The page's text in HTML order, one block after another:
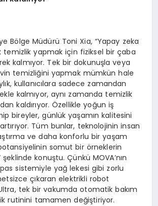
Bölge Müdürü Toni Xia, “Yapay zeka
temizlik yapmak için fiziksel bir çaba
kalmıyor. Tek bir dokunuşla veya
temizliğini yapmak mümkün hale
kullanıcılara sadece zamandan
kalmıyor, aynı zamanda temizlik
kaldırıyor. Özellikle yoğun iş
bireyler, günlük yaşamın kalitesini
Tüm bunlar, teknolojinin insan
ve daha konforlu bir yaşam
somut bir örneklerin
konuştu. Çünkü MOVA’nın
sistemiyle yağ lekesi gibi zorlu
çıkaran elektrikli robot
tek bir vakumda otomatik bakım
rutinini tamamen değiştiriyor.